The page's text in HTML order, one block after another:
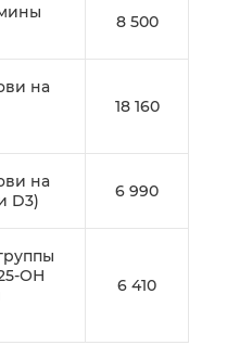
8 500
на
18 160
на
D3)
6 990
ОН
6 410